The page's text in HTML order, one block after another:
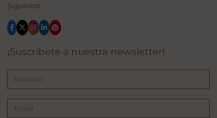
Síguenos
¡Suscríbete a nuestra newsletter!